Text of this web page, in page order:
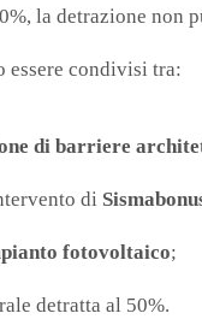
la detrazione non
essere condivisi tra:
di barriere
di
fotovoltaico;
detratta al 50%.